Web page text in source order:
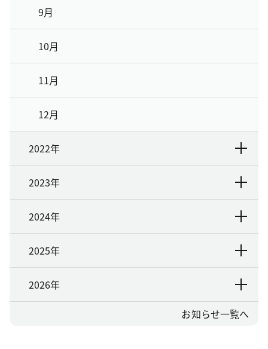
9月
10月
11月
12月
2022年
2023年
2024年
2025年
2026年
お知らせ一覧へ